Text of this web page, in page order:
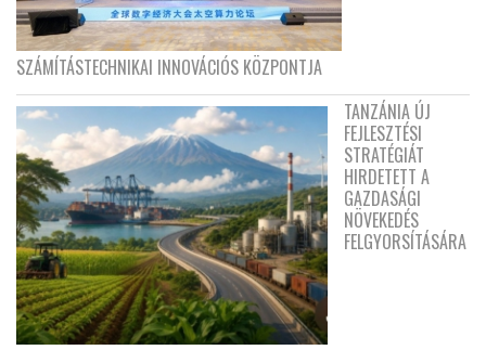
SZÁMÍTÁSTECHNIKAI INNOVÁCIÓS KÖZPONTJA
TANZÁNIA ÚJ
FEJLESZTÉSI
STRATÉGIÁT
HIRDETETT A
GAZDASÁGI
NÖVEKEDÉS
FELGYORSÍTÁSÁRA